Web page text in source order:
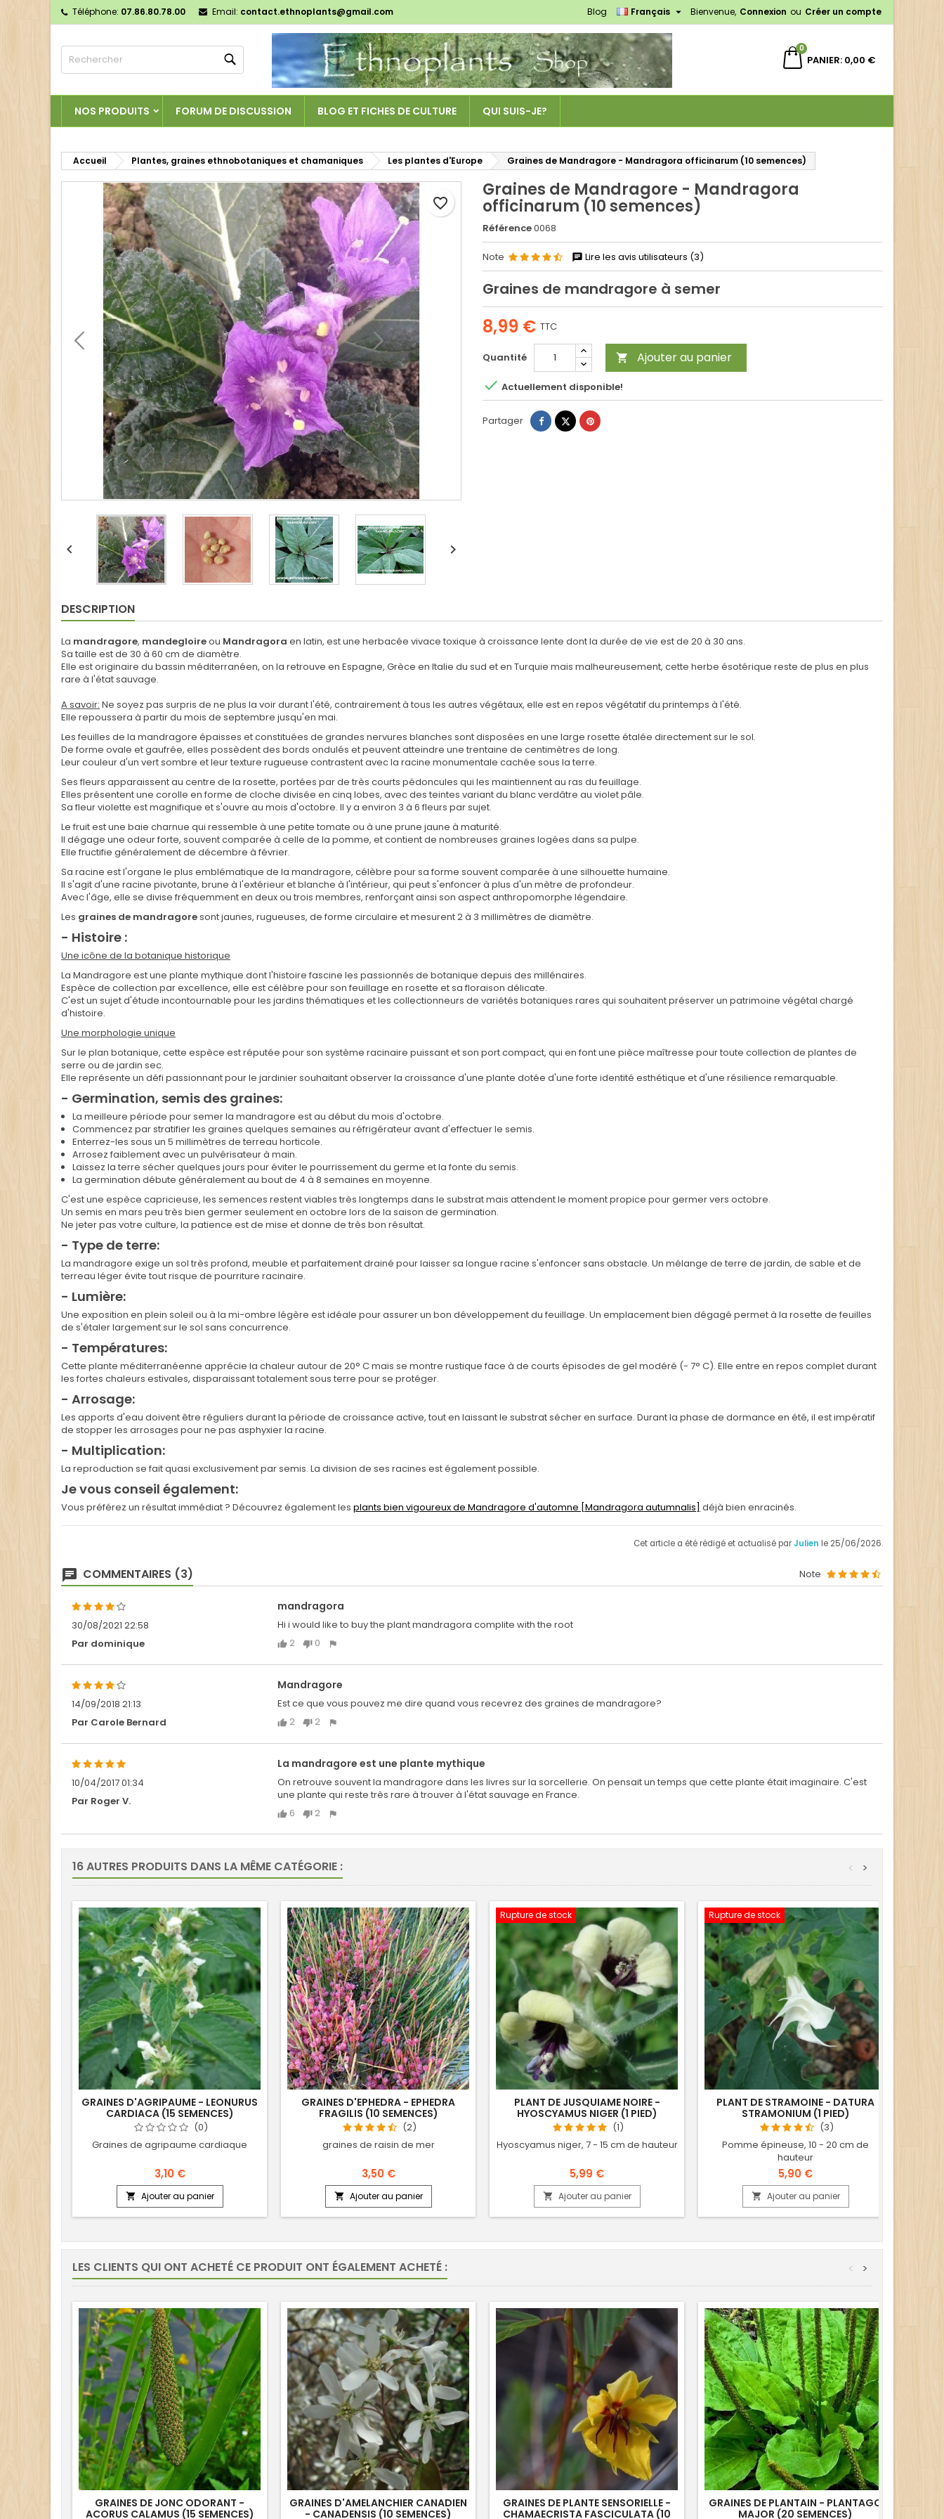
Téléphone: 07.86.80.78.00 Email: contact.ethnoplants@gmail.com Bienvenue, Connexion ou Créer un compte
Français 
Blog
PANIER
0
0,00 €
Rechercher
NOS PRODUITS FORUM DE DISCUSSION BLOG ET FICHES DE CULTURE QUI SUIS-JE?
Accueil Plantes, graines ethnobotaniques et chamaniques Les plantes d'Europe Graines de Mandragore - Mandragora officinarum (10 semences)
 
Graines de Mandragore - Mandragora
officinarum (10 semences)
Référence0068
Note Lire les avis utilisateurs (3)
Graines de mandragore à semer
8,99 € TTC
Quantité  Ajouter au panier
favorite_border
 Actuellement disponible!
Partager PartagerTweetPinterest
DESCRIPTION
La mandragore, mandegloireou Mandragora en latin, est une herbacée vivace toxique à croissance lente dont la durée de vie est de 20 à 30 ans.
Sa taille est de 30 à 60 cm de diamètre.
Elle est originaire du bassin méditerranéen, on la retrouve en Espagne, Grèce en Italie du sud et en Turquie mais malheureusement, cette herbe ésotérique reste de plus en plus
rare à l'état sauvage.
A savoir: Ne soyez pas surpris de ne plus la voir durant l'été, contrairement à tous les autres végétaux, elle est en repos végétatif du printemps à l'été.
Elle repoussera à partir du mois de septembre jusqu'en mai.
Les feuilles de la mandragore épaisses et constituées de grandes nervures blanches sont disposées en une large rosette étalée directement sur le sol.
De forme ovale et gaufrée, elles possèdent des bords ondulés et peuvent atteindre une trentaine de centimètres de long.
Leur couleur d'un vert sombre et leur texture rugueuse contrastent avec la racine monumentale cachée sous la terre.
Ses fleurs apparaissent au centre de la rosette, portées par de très courts pédoncules qui les maintiennent au ras du feuillage.
Elles présentent une corolle en forme de cloche divisée en cinq lobes, avec des teintes variant du blanc verdâtre au violet pâle.
Sa fleur violette est magnifique et s'ouvre au mois d'octobre. Il y a environ 3 à 6 fleurs par sujet.
Le fruit est une baie charnue qui ressemble à une petite tomate ou à une prune jaune à maturité.
Il dégage une odeur forte, souvent comparée à celle de la pomme, et contient de nombreuses graines logées dans sa pulpe.
Elle fructifie généralement de décembre à février.
Sa racine est l'organe le plus emblématique de la mandragore, célèbre pour sa forme souvent comparée à une silhouette humaine.
Il s'agit d'une racine pivotante, brune à l'extérieur et blanche à l'intérieur, qui peut s'enfoncer à plus d'un mètre de profondeur.
Avec l'âge, elle se divise fréquemment en deux ou trois membres, renforçant ainsi son aspect anthropomorphe légendaire.
Les graines de mandragoresont jaunes, rugueuses, de forme circulaire et mesurent 2 à 3 millimètres de diamètre.
- Histoire :
Une icône de la botanique historique
La Mandragore est une plante mythique dont l'histoire fascine les passionnés de botanique depuis des millénaires.
Espèce de collection par excellence, elle est célèbre pour son feuillage en rosette et sa floraison délicate.
C'est un sujet d'étude incontournable pour les jardins thématiques et les collectionneurs de variétés botaniques rares qui souhaitent préserver un patrimoine végétal chargé
d'histoire.
Une morphologie unique
Sur le plan botanique, cette espèce est réputée pour son système racinaire puissant et son port compact, qui en font une pièce maîtresse pour toute collection de plantes de
serre ou de jardin sec.
Elle représente un défi passionnant pour le jardinier souhaitant observer la croissance d'une plante dotée d'une forte identité esthétique et d'une résilience remarquable.
- Germination, semis des graines:
La meilleure période pour semer la mandragore est au début du mois d'octobre.
Commencez par stratifier les graines quelques semaines au réfrigérateur avant d'effectuer le semis.
Enterrez-les sous un 5 millimètres de terreau horticole.
Arrosez faiblement avec un pulvérisateur à main.
Laissez la terre sécher quelques jours pour éviter le pourrissement du germe et la fonte du semis.
La germination débute généralement au bout de 4 à 8 semaines en moyenne.
C'est une espèce capricieuse, les semences restent viables très longtemps dans le substrat mais attendent le moment propice pour germer vers octobre.
Un semis en mars peu très bien germer seulement en octobre lors de la saison de germination.
Ne jeter pas votre culture, la patience est de mise et donne de très bon résultat.
- Type de terre:
La mandragore exige un sol très profond, meuble et parfaitement drainé pour laisser sa longue racine s'enfoncer sans obstacle. Un mélange de terre de jardin, de sable et de
terreau léger évite tout risque de pourriture racinaire.
- Lumière:
Une exposition en plein soleil ou à la mi-ombre légère est idéale pour assurer un bon développement du feuillage. Un emplacement bien dégagé permet à la rosette de feuilles
de s'étaler largement sur le sol sans concurrence.
- Températures:
Cette plante méditerranéenne apprécie la chaleur autour de 20° C mais se montre rustique face à de courts épisodes de gel modéré (- 7° C). Elle entre en repos complet durant
les fortes chaleurs estivales, disparaissant totalement sous terre pour se protéger.
- Arrosage:
Les apports d'eau doivent être réguliers durant la période de croissance active, tout en laissant le substrat sécher en surface. Durant la phase de dormance en été, il est impératif
de stopper les arrosages pour ne pas asphyxier la racine.
- Multiplication:
La reproduction se fait quasi exclusivement par semis. La division de ses racines est également possible.
Je vous conseil également:
Vous préférez un résultat immédiat ? Découvrez également les plants bien vigoureux de Mandragore d'automne [Mandragora autumnalis] déjà bien enracinés.
Cet article a été rédigé et actualisé parJulien le 25/06/2026.
COMMENTAIRES (3) Note
30/08/2021 22:58
Par dominique
mandragora
Hi i would like to buy the plant mandragora complite with the root
2
0
14/09/2018 21:13
Par Carole Bernard
Mandragore
Est ce que vous pouvez me dire quand vous recevrez des graines de mandragore?
2
2
10/04/2017 01:34
Par Roger V.
La mandragore est une plante mythique
On retrouve souvent la mandragore dans les livres sur la sorcellerie. On pensait un temps que cette plante était imaginaire. C'est
une plante qui reste très rare à trouver à l'état sauvage en France.
6
2
16 AUTRES PRODUITS DANS LA MÊME CATÉGORIE : >
<
GRAINES D'AGRIPAUME - LEONURUS
CARDIACA (15 SEMENCES)
(0)
Graines de agripaume cardiaque
3,10 €
 Ajouter au panier
GRAINES D'EPHEDRA - EPHEDRA
FRAGILIS (10 SEMENCES)
(2)
graines de raisin de mer
3,50 €
 Ajouter au panier
Rupture de stock
PLANT DE JUSQUIAME NOIRE -
HYOSCYAMUS NIGER (1 PIED)
(1)
Hyoscyamus niger, 7 - 15 cm de hauteur
5,99 €
 Ajouter au panier
Rupture de stock
PLANT DE STRAMOINE - DATURA
STRAMONIUM (1 PIED)
(3)
Pomme épineuse, 10 - 20 cm de
hauteur
5,90 €
 Ajouter au panier
LES CLIENTS QUI ONT ACHETÉ CE PRODUIT ONT ÉGALEMENT ACHETÉ : >
<
GRAINES DE JONC ODORANT -
ACORUS CALAMUS (15 SEMENCES)
GRAINES D'AMELANCHIER CANADIEN
- CANADENSIS (10 SEMENCES)
GRAINES DE PLANTE SENSORIELLE -
CHAMAECRISTA FASCICULATA (10
GRAINES DE PLANTAIN - PLANTAGO
MAJOR (20 SEMENCES)
Mes listes d'envies ×
add_circle_outline Créer une nouvelle liste
Créer une liste d'envies ×
Nom de la liste d'envies
Annuler Créer une liste d'envies
Connexion ×
Vous devez être connecté pour ajouter des produits à votre liste
d'envies.